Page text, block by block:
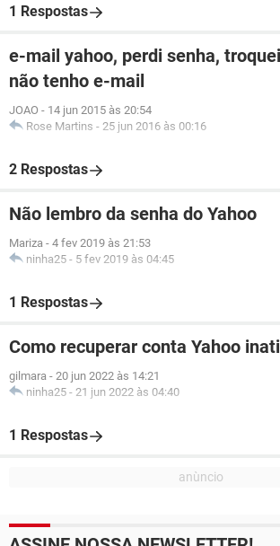
1 Respostas
e-mail yahoo, perdi senha,
não tenho e-mail
JOAO - 14 jun 2015 às 20:54
Rose Martins - 25 jun 2016 às 00:16
2 Respostas
Não lembro da senha do Yahoo
Mariza - 4 fev 2019 às 21:53
ninha25 - 5 fev 2019 às 04:45
1 Respostas
Como recuperar conta Yahoo
gilmara - 20 jun 2022 às 14:21
ninha25 - 21 jun 2022 às 04:40
1 Respostas